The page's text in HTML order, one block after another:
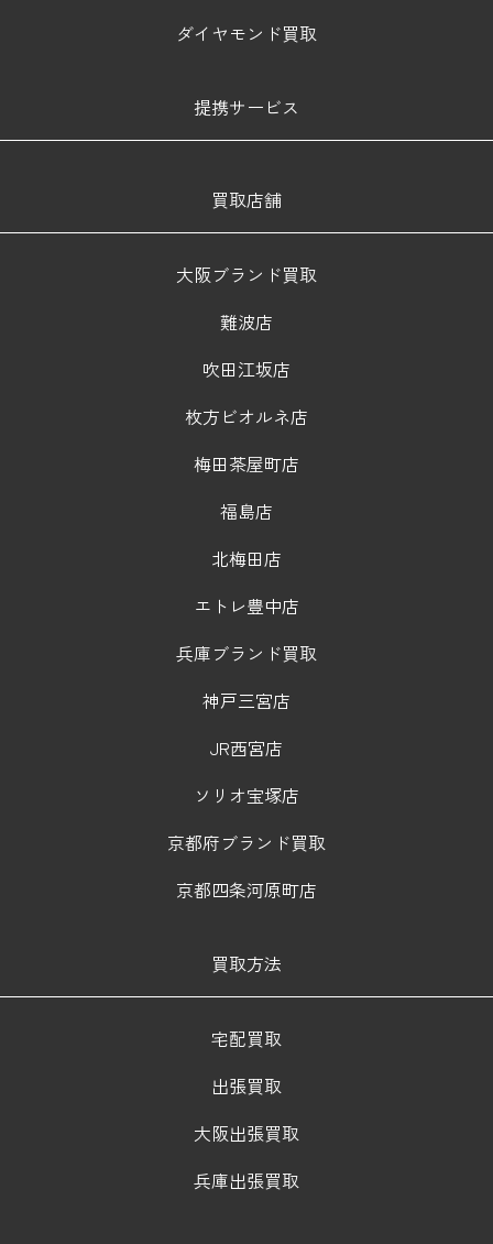
ダイヤモンド買取
提携サービス
買取店舗
大阪ブランド買取
難波店
吹田江坂店
枚方ビオルネ店
梅田茶屋町店
福島店
北梅田店
エトレ豊中店
兵庫ブランド買取
神戸三宮店
JR西宮店
ソリオ宝塚店
京都府ブランド買取
京都四条河原町店
買取方法
宅配買取
出張買取
大阪出張買取
兵庫出張買取